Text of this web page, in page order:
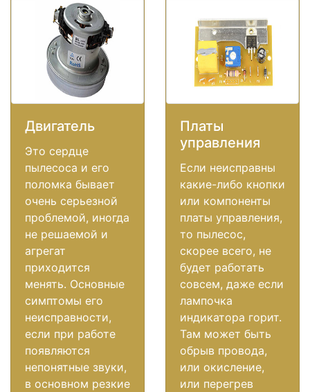
Двигатель
Это сердце
пылесоса и его
поломка бывает
очень серьезной
проблемой, иногда
не решаемой и
агрегат
приходится
менять. Основные
симптомы его
неисправности,
если при работе
появляются
непонятные звуки,
в основном резкие
Платы
управления
Если неисправны
какие-либо кнопки
или компоненты
платы управления,
то пылесос,
скорее всего, не
будет работать
совсем, даже если
лампочка
индикатора горит.
Там может быть
обрыв провода,
или окисление,
или перегрев